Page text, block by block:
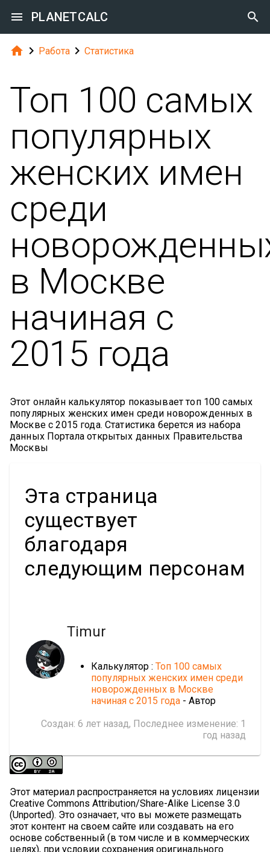
 PLANETCALC 
  Работа  Статистика
Топ 100 самых
популярных
женских имен
среди
в Москве
начиная с
2015 года
Этот онлайн калькулятор показывает топ 100 самых
популярных женских имен среди новорожденных в
Москве с 2015 года. Статистика берется из набора
данных Портала открытых данных Правительства
Москвы
Эта страница
существует
благодаря
следующим персонам
Timur
Калькулятор : Топ 100 самых
популярных женских имен среди
новорожденных в Москве
начиная с 2015 года - Автор
Создан: 6 лет назад, Последнее изменение: 1
год назад
Этот материал распространяется на условиях лицензии
Creative Commons Attribution/Share-Alike License 3.0
(Unported). Это означает, что вы можете размещать
этот контент на своем сайте или создавать на его
основе собственный (в том числе и в коммерческих
целях), при условии сохранения оригинального